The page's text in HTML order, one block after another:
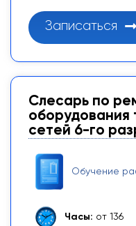
Записаться
Слесарь по
оборудования
сетей 6-го
Обучение
Часы: от 136